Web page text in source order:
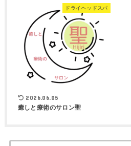
ドライヘッドスパ
2026.06.05
癒しと療術のサロン聖